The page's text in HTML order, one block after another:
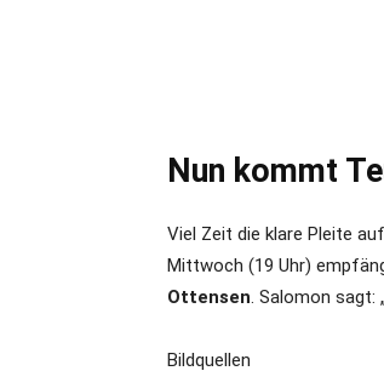
Nun kommt
Viel Zeit die klare Pleite
Mittwoch (19 Uhr)
Ottensen. Salomon sagt:
Bildquellen